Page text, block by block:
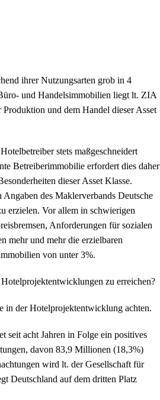
ihrer Nutzungsarten grob in 4
und Handelsimmobilien liegt lt. ZIA
und dem Handel dieser Asset
stets maßgeschneidert
Betreiberimmobilie erfordert dies daher
dieser Asset Klasse.
des Maklerverbands Deutsche
erzielen. Vor allem in schwierigen
Anforderungen für sozialen
mehr und mehr die erzielbaren
von unter 3%.
zu erreichen?
in der Hotelprojektentwicklung achten.
seit acht Jahren in Folge ein positives
davon 83,9 Millionen (18,3%)
wird lt. der Gesellschaft für
Deutschland auf dem dritten Platz